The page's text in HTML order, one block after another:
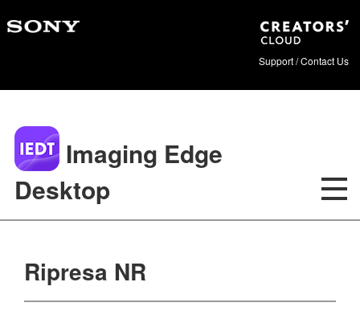
Support / Contact Us
Imaging Edge
Desktop
Ripresa NR